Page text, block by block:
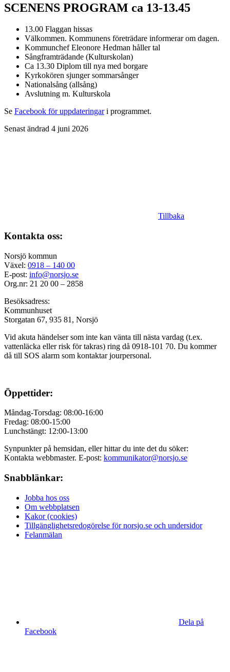
SCENENS PROGRAM ca 13-13.45
13.00 Flaggan hissas
Välkommen. Kommunens företrädare informerar om dagen.
Kommunchef Eleonore Hedman håller tal
Sångframträdande (Kulturskolan)
Ca 13.30 Diplom till nya med borgare
Kyrkokören sjunger sommarsånger
Nationalsång (allsång)
Avslutning m. Kulturskola
Se Facebook för uppdateringari programmet.
Senast ändrad 4 juni 2026
Tillbaka
Kontakta oss:
Norsjö kommun
Växel: 0918 – 140 00
E-post: info@norsjo.se
Org.nr: 21 20 00 – 2858
Besöksadress:
Kommunhuset
Storgatan 67, 935 81, Norsjö
Vid akuta händelser som inte kan vänta till nästa vardag (t.ex.
vattenläcka ellerrisk för takras) ring då 0918-101 70. Du kommer
då till SOS alarm som kontaktar jourpersonal.
Öppettider:
Måndag-Torsdag: 08:00-16:00
Fredag: 08:00-15:00
Lunchstängt: 12:00-13:00
Synpunkter på hemsidan, eller hittar du inte det du söker:
Kontakta webbmaster. E-post: kommunikator@norsjo.se
Snabblänkar:
Jobba hos oss
Om webbplatsen
Kakor (cookies)
Tillgänglighetsredogörelse för norsjo.se och undersidor
Felanmälan
Dela på
Facebook